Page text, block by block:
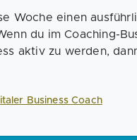
Woche einen
du im Coaching-
aktiv zu werden,
Business Coach